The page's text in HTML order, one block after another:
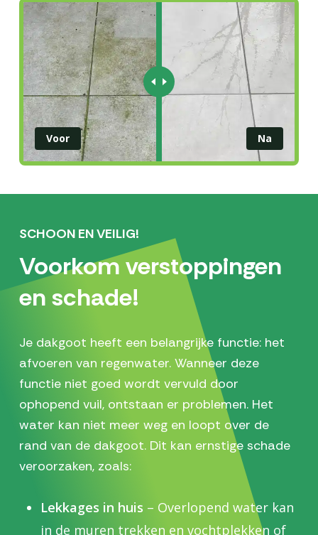
SCHOON EN VEILIG!
Voorkom verstoppingen
en schade!
Je dakgoot heeft een belangrijke functie: het
afvoeren van regenwater. Wanneer deze
functie niet goed wordt vervuld door
ophopend vuil, ontstaan er problemen. Het
water kan niet meer weg en loopt over de
rand van de dakgoot. Dit kan ernstige schade
veroorzaken, zoals:
Lekkages in huis – Overlopend water kan
in de muren trekken en vochtplekken of